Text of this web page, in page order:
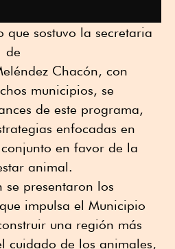
que sostuvo la secretaria
de
Chacón, con
municipios, se
de este programa,
enfocadas en
en favor de la
animal.
se presentaron los
impulsa el Municipio
una región más
cuidado de los animales,